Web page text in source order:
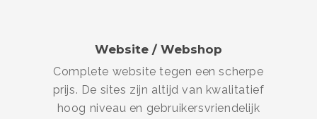
Website / Webshop
Complete website tegen een scherpe
prijs. De sites zijn altijd van kwalitatief
hoog niveau en gebruikersvriendelijk